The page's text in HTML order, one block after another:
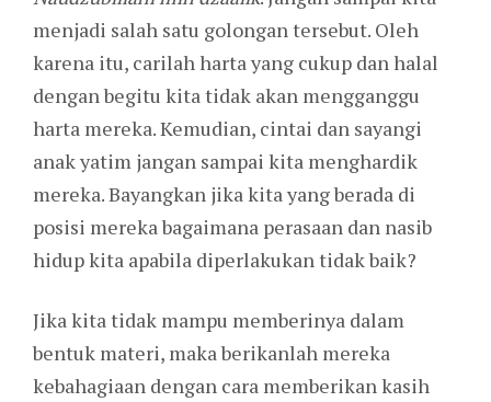
menjadi salah satu golongan tersebut. Oleh
karena itu, carilah harta yang cukup dan halal
dengan begitu kita tidak akan mengganggu
harta mereka. Kemudian, cintai dan sayangi
anak yatim jangan sampai kita menghardik
mereka. Bayangkan jika kita yang berada di
posisi mereka bagaimana perasaan dan nasib
hidup kita apabila diperlakukan tidak baik?
Jika kita tidak mampu memberinya dalam
bentuk materi, maka berikanlah mereka
kebahagiaan dengan cara memberikan kasih